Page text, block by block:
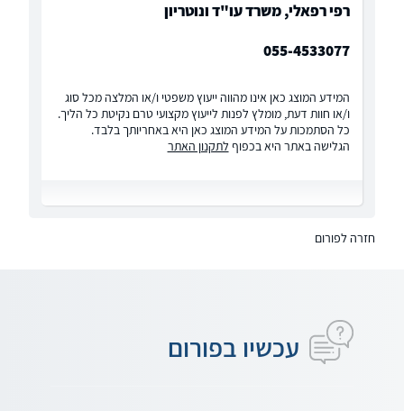
רפי רפאלי, משרד עו"ד ונוטריון
055-4533077
המידע המוצג כאן אינו מהווה ייעוץ משפטי ו/או המלצה מכל סוג
ו/או חוות דעת, מומלץ לפנות לייעוץ מקצועי טרם נקיטת כל הליך.
כל הסתמכות על המידע המוצג כאן היא באחריותך בלבד.
הגלישה באתר היא בכפוף לתקנון האתר
חזרה לפורום
עכשיו בפורום